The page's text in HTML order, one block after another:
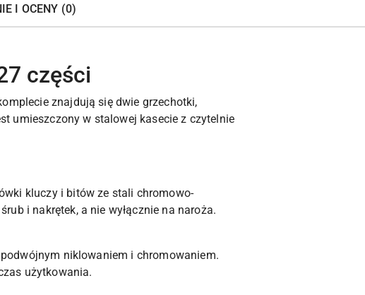
I OCENY (0)
części
znajdują się dwie grzechotki,
umieszczony w stalowej kasecie z czytelnie
kluczy i bitów ze stali chromowo-
i nakrętek, a nie wyłącznie na naroża.
niklowaniem i chromowaniem.
użytkowania.